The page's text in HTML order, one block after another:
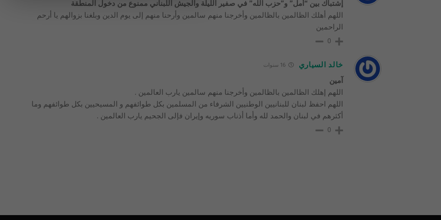
إشتباك بين “أمل” و”حزب الله” في صفير الليلة والجيش اللبناني ممنوع من دخول المنطقة
اللهم أهلك الظالمين بالظالمين وأخرجنا منهم سالمين وأرحنا منهم إلى يوم الدين وبلغنا بزوالهم يا أرحم
الراحمين
0
خالد السياري 16 سنوات
آمين
اللهم إهلك الظالمين بالظالمين وأخرجنا منهم سالمين يارب العالمين .
اللهم احفظ لبنان للبنانيين الوطنيين الشرفاء من المسلمين بكل طوائفهم و المسيحيين بكل طوائفهم وما
أكثرهم في لبنان والحمد لله وأما أذناب سوريه وإيران فإلى الجحيم يارب العالمين .
0